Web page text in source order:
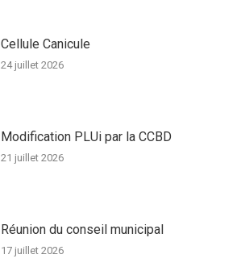
Cellule Canicule
24 juillet 2026
Modification PLUi par la CCBD
21 juillet 2026
Réunion du conseil municipal
17 juillet 2026